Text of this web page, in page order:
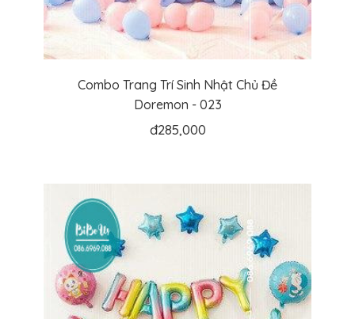
Combo Trang Trí Sinh Nhật Chủ Đề
Doremon - 023
đ285,000